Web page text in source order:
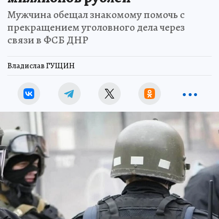
Мужчина обещал знакомому помочь с
прекращением уголовного дела через
связи в ФСБ ДНР
Владислав ГУЩИН